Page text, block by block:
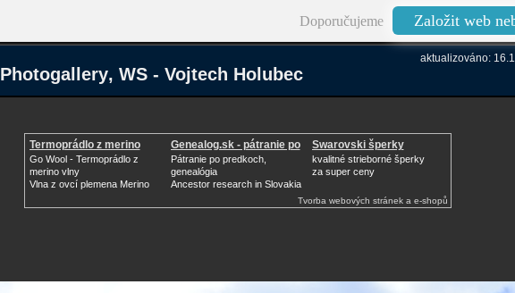
Doporučujeme Založit web
aktualizováno:
Photogallery‚ WS - Vojtech Holubec
Termoprádlo z merino
vlny
Go Wool - Termoprádlo z
merino vlny
Vlna z ovcí plemena Merino
Genealog.sk - pátranie po
Pátranie po predkoch,
genealógia
Ancestor research in Slovakia
Swarovski šperky
kvalitné strieborné šperky
za super ceny
Tvorba webových stránek a e-shopů